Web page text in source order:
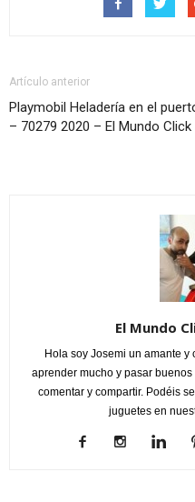
Artículo anterior
Playmobil Heladería en el
– 70279 2020 – El Mundo Click
El Mundo
Hola soy Josemi un amante
aprender mucho y pasar
comentar y compartir. Podéis
juguetes en